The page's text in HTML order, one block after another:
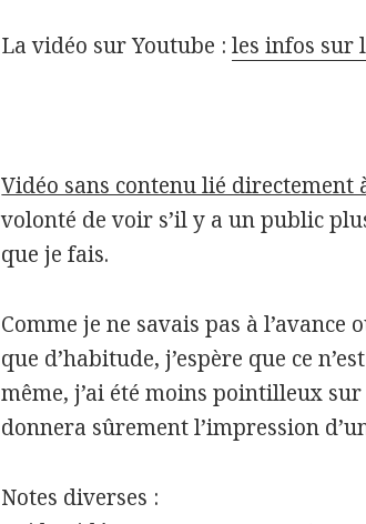
La vidéo sur Youtube :les infos sur
Vidéo sans contenu lié directement
volonté de voir s’il y a un public
que je fais.
Comme je ne savais pas à
que d’habitude, j’espère que ce
même, j’ai été moins pointilleux
donnera sûrement l’impression
Notes diverses :